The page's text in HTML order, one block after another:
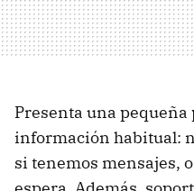
Presenta una
información habitual:
si tenemos mensajes,